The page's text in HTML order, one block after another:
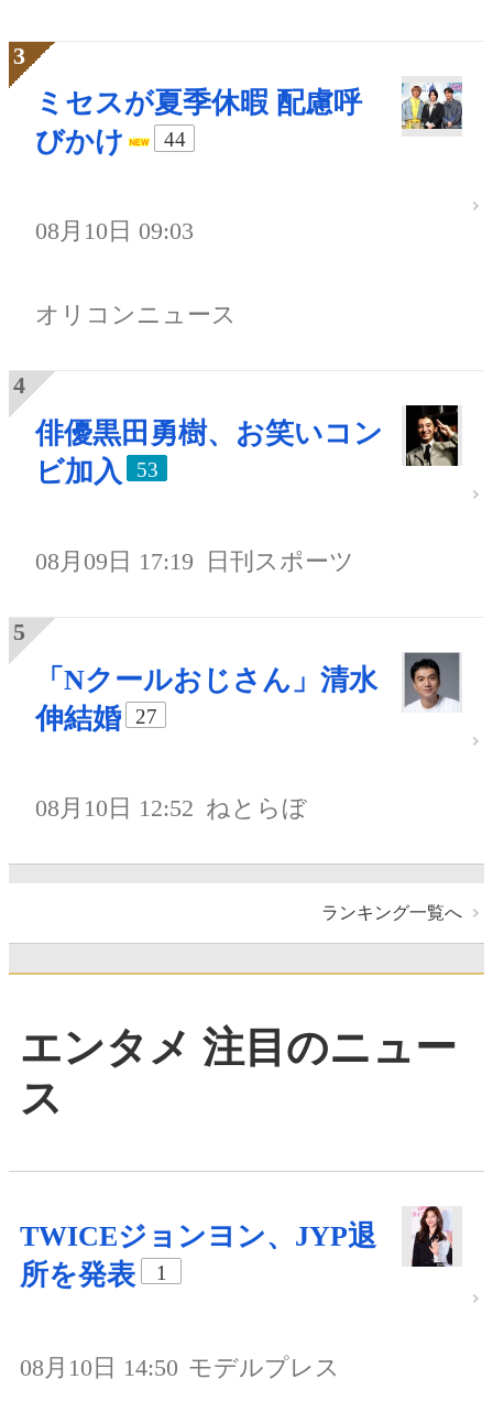
ミセスが夏季休暇 配慮呼
びかけ
44
08月10日 09:03
オリコンニュース
俳優黒田勇樹、お笑いコン
ビ加入
53
08月09日 17:19 日刊スポーツ
「Nクールおじさん」清水
伸結婚
27
08月10日 12:52 ねとらぼ
ランキング一覧へ
エンタメ 注目のニュー
ス
TWICEジョンヨン、JYP退
所を発表
1
08月10日 14:50 モデルプレス